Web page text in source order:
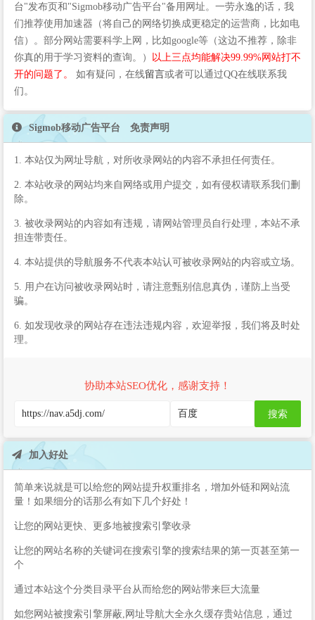
台"发布页和"Sigmob移动广告平台"备用网址。一劳永逸的话，我
们推荐使用加速器（将自己的网络切换成更稳定的运营商，比如电
信）。部分网站需要科学上网，比如google等（这边不推荐，除非
你真的用于学习资料的查询。）
以上三点均能解决99.99%网站打不
开的问题了。
如有疑问，在线留言或者可以通过QQ在线联系我
们。
Sigmob移动广告平台 免责声明
1. 本站仅为网址导航，对所收录网站的内容不承担任何责任。
2. 本站收录的网站均来自网络或用户提交，如有侵权请联系我们删
除。
3. 被收录网站的内容如有违规，请网站管理员自行处理，本站不承
担连带责任。
4. 本站提供的导航服务不代表本站认可被收录网站的内容或立场。
5. 用户在访问被收录网站时，请注意甄别信息真伪，谨防上当受
骗。
6. 如发现收录的网站存在违法违规内容，欢迎举报，我们将及时处
理。
协助本站SEO优化，感谢支持！
搜索
加入好处
简单来说就是可以给您的网站提升权重排名，增加外链和网站流
量！如果细分的话那么有如下几个好处！
让您的网站更快、更多地被搜索引擎收录
让您的网站名称的关键词在搜索引擎的搜索结果的第一页甚至第一
个
通过本站这个分类目录平台从而给您的网站带来巨大流量
如您网站被搜索引擎屏蔽,网址导航大全永久缓存贵站信息，通过